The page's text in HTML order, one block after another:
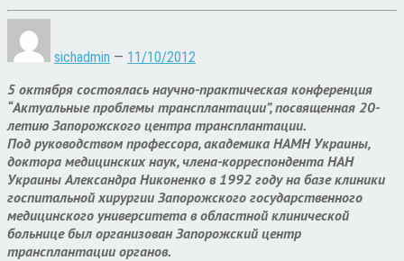
sichadmin — 11/10/2012
5 октября состоялась научно-практическая конференция
“Актуальные проблемы трансплантации”, посвященная 20-
летию Запорожского центра трансплантации.
Под руководством профессора, академика НАМН Украины,
доктора медицинских наук, члена-корреспондента НАН
Украины Александра Никоненко в 1992 году на базе клиники
госпитальной хирургии Запорожского государственного
медицинского университета в областной клинической
больнице был организован Запорожский центр
трансплантации органов.